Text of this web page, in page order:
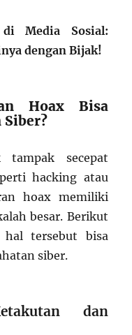
Media Sosial:
dengan Bijak!
Hoax Bisa
Siber?
secepat
hacking atau
hoax memiliki
besar. Berikut
hal tersebut bisa
siber.
dan